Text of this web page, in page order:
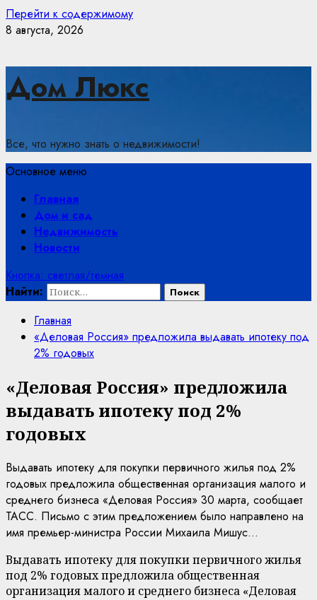
Перейти к содержимому
8 августа, 2026
Дом Люкс
Все, что нужно знать о недвижимости!
Основное меню
Главная
Дом и сад
Недвижимость
Новости
Кнопка: светлая/темная
Найти:
Главная
«Деловая Россия» предложила выдавать ипотеку под
2% годовых
«Деловая Россия» предложила
выдавать ипотеку под 2%
годовых
Выдавать ипотеку для покупки первичного жилья под 2%
годовых предложила общественная организация малого и
среднего бизнеса «Деловая Россия» 30 марта, сообщает
ТАСС. Письмо с этим предложением было направлено на
имя премьер-министра России Михаила Мишус...
Выдавать ипотеку для покупки первичного жилья
под 2% годовых предложила общественная
организация малого и среднего бизнеса «Деловая